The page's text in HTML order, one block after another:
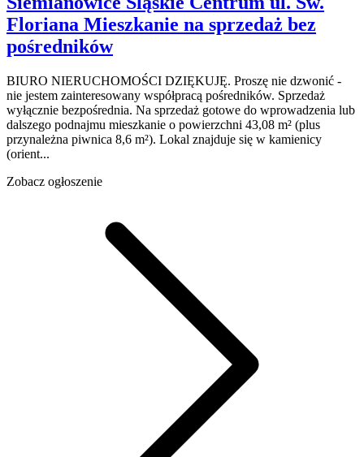
Floriana Mieszkanie na sprzedaż bez
pośredników
BIURO NIERUCHOMOŚCI DZIĘKUJĘ. Proszę nie dzwonić -
nie jestem zainteresowany współpracą pośredników. Sprzedaż
wyłącznie bezpośrednia. Na sprzedaż gotowe do wprowadzenia lub
dalszego podnajmu mieszkanie o powierzchni 43,08 m² (plus
przynależna piwnica 8,6 m²). Lokal znajduje się w kamienicy
(orient...
Zobacz ogłoszenie